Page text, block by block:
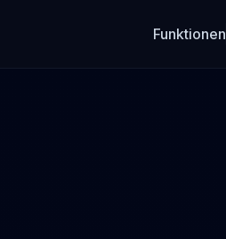
Funktionen